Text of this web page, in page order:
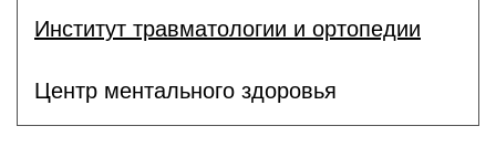
Институт травматологии и ортопедии
Центр ментального здоровья